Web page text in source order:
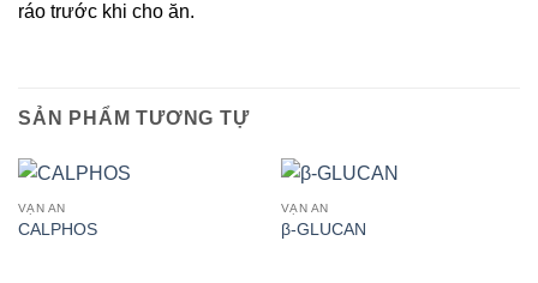
ráo trước khi cho ăn.
SẢN PHẨM TƯƠNG TỰ
VẠN AN
CALPHOS
VẠN AN
β-GLUCAN